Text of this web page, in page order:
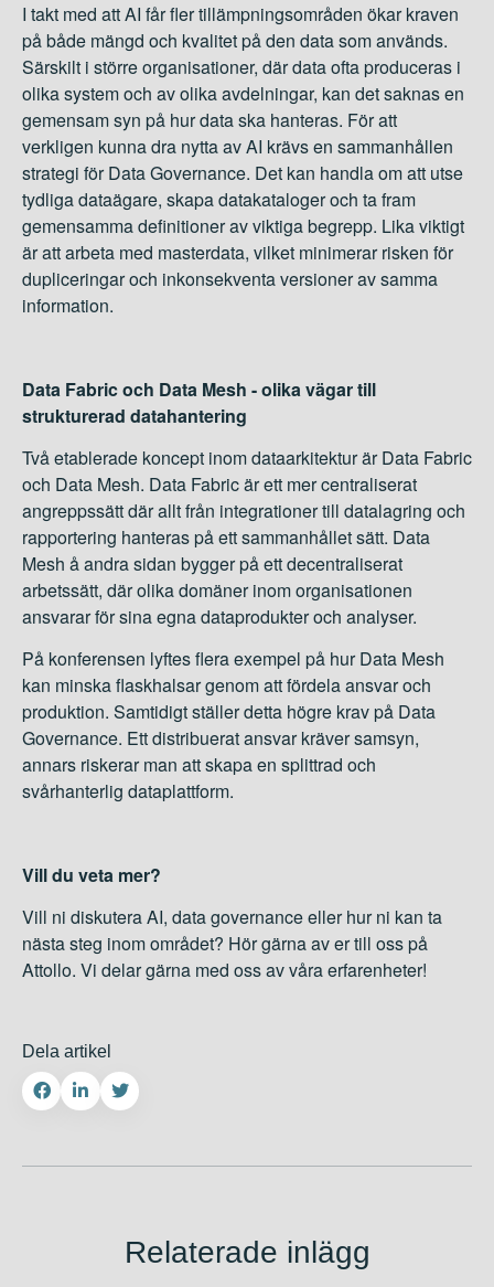
I takt med att AI får fler tillämpningsområden ökar kraven
på både mängd och kvalitet på den data som används.
Särskilt i större organisationer, där data ofta produceras i
olika system och av olika avdelningar, kan det saknas en
gemensam syn på hur data ska hanteras. För att
verkligen kunna dra nytta av AI krävs en sammanhållen
strategi för Data Governance. Det kan handla om att utse
tydliga dataägare, skapa datakataloger och ta fram
gemensamma definitioner av viktiga begrepp. Lika viktigt
är att arbeta med masterdata, vilket minimerar risken för
dupliceringar och inkonsekventa versioner av samma
information.
Data Fabric och Data Mesh - olika vägar till
strukturerad datahantering
Två etablerade koncept inom dataarkitektur är Data Fabric
och Data Mesh. Data Fabric är ett mer centraliserat
angreppssätt där allt från integrationer till datalagring och
rapportering hanteras på ett sammanhållet sätt. Data
Mesh å andra sidan bygger på ett decentraliserat
arbetssätt, där olika domäner inom organisationen
ansvarar för sina egna dataprodukter och analyser.
På konferensen lyftes flera exempel på hur Data Mesh
kan minska flaskhalsar genom att fördela ansvar och
produktion. Samtidigt ställer detta högre krav på Data
Governance. Ett distribuerat ansvar kräver samsyn,
annars riskerar man att skapa en splittrad och
svårhanterlig dataplattform.
Vill du veta mer?
Vill ni diskutera AI, data governance eller hur ni kan ta
nästa steg inom området? Hör gärna av er till oss på
Attollo. Vi delar gärna med oss av våra erfarenheter!
Dela artikel
Relaterade inlägg